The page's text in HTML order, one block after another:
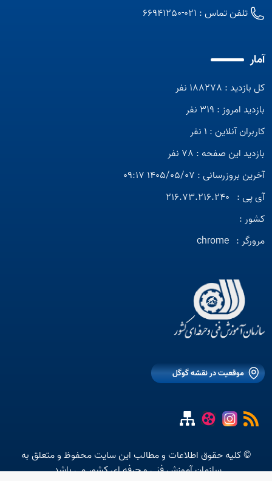
تلفن تماس : 021-66941250
آمار
کل بازدید : 188278 نفر
بازدید امروز : 319 نفر
کاربران آنلاین : 1 نفر
بازدید این صفحه : 78 نفر
آخرین بروزرسانی : 1405/05/07 09:17
آی پی : 216.73.216.240
کشور :
مرورگر : chrome
موقعیت در نقشه گوگل
© کلیه حقوق اطلاعات و مطالب این سایت محفوظ و متعلق به
سازمان آموزش فنی و حرفه ای کشور می باشد.